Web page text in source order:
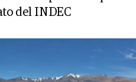
del INDEC